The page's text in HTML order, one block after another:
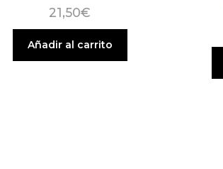
21,50€
Añadir al carrito